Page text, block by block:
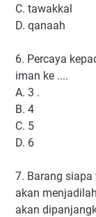
C. tawakkal
D. qanaah
6. Percaya
iman ke ....
A. 3 .
B. 4
C. 5
D. 6
7. Barang
akan
akan